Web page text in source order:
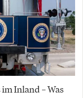
Inland – Was